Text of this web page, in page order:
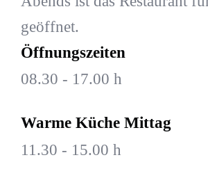
geöffnet.
Öffnungszeiten
08.30 - 17.00 h
Warme Küche Mittag
11.30 - 15.00 h